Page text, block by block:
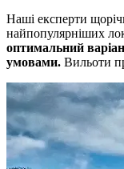
Наші експерти
найпопулярніших
оптимальний
умовами. Вильоти